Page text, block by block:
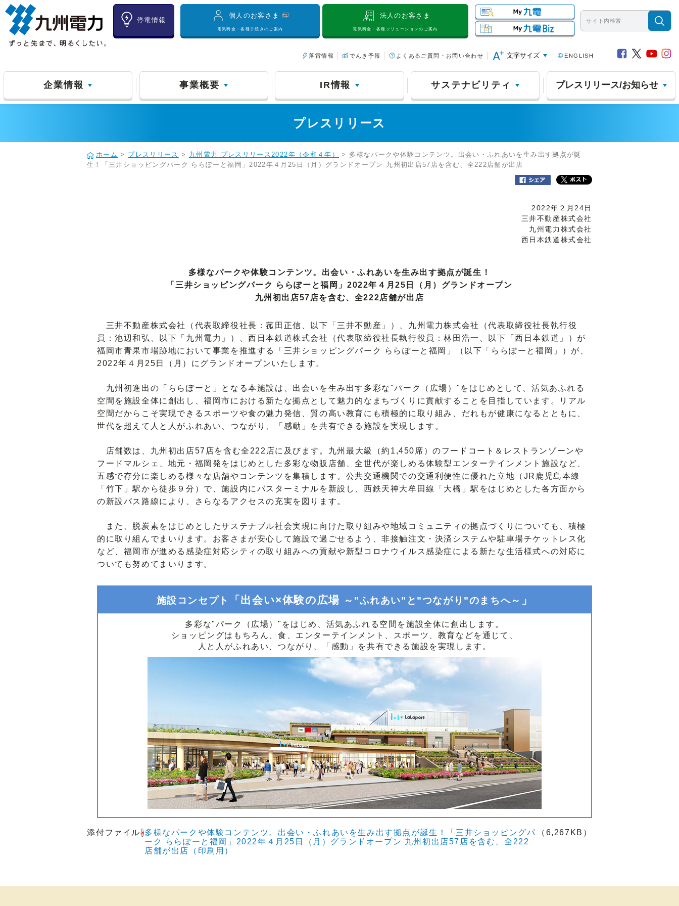
停電情報
個人のお客さま
電気料金・各種手続きのご案内
法人のお客さま
電気料金・各種ソリューションのご案内
落雷情報 でんき予報 よくあるご質問・お問い合わせ 文字サイズ ENGLISH
企業情報 事業概要 IR情報 サステナビリティ プレスリリース/お知らせ
プレスリリース
ホーム > プレスリリース > 九州電力 プレスリリース2022年（令和４年）
> 多様なパークや体験コンテンツ。出会い・ふれあいを生み出す拠点が誕
生！「三井ショッピングパーク ららぽーと福岡」2022年４月25日（月）グランドオープン 九州初出店57店を含む、全222店舗が出店
2022年２月24日
三井不動産株式会社
九州電力株式会社
西日本鉄道株式会社
多様なパークや体験コンテンツ。出会い・ふれあいを生み出す拠点が誕生！
「三井ショッピングパーク ららぽーと福岡」2022年４月25日（月）グランドオープン
九州初出店57店を含む、全222店舗が出店
三井不動産株式会社（代表取締役社長：菰田正信、以下「三井不動産」）、九州電力株式会社（代表取締役社長執行役
員：池辺和弘、以下「九州電力」）、西日本鉄道株式会社（代表取締役社長執行役員：林田浩一、以下「西日本鉄道」）が
福岡市青果市場跡地において事業を推進する「三井ショッピングパーク ららぽーと福岡」（以下「ららぽーと福岡」）が、
2022年４月25日（月）にグランドオープンいたします。
九州初進出の「ららぽーと」となる本施設は、出会いを生み出す多彩な"パーク（広場）"をはじめとして、活気あふれる
空間を施設全体に創出し、福岡市における新たな拠点として魅力的なまちづくりに貢献することを目指しています。リアル
空間だからこそ実現できるスポーツや食の魅力発信、質の高い教育にも積極的に取り組み、だれもが健康になるとともに、
世代を超えて人と人がふれあい、つながり、「感動」を共有できる施設を実現します。
店舗数は、九州初出店57店を含む全222店に及びます。九州最大級（約1,450席）のフードコート＆レストランゾーンや
フードマルシェ、地元・福岡発をはじめとした多彩な物販店舗、全世代が楽しめる体験型エンターテインメント施設など、
五感で存分に楽しめる様々な店舗やコンテンツを集積します。公共交通機関での交通利便性に優れた立地（JR鹿児島本線
「竹下」駅から徒歩９分）で、施設内にバスターミナルを新設し、西鉄天神大牟田線「大橋」駅をはじめとした各方面から
の新設バス路線により、さらなるアクセスの充実を図ります。
また、脱炭素をはじめとしたサステナブル社会実現に向けた取り組みや地域コミュニティの拠点づくりについても、積極
的に取り組んでまいります。お客さまが安心して施設で過ごせるよう、非接触注文・決済システムや駐車場チケットレス化
など、福岡市が進める感染症対応シティの取り組みへの貢献や新型コロナウイルス感染症による新たな生活様式への対応に
ついても努めてまいります。
施設コンセプト 「出会い×体験の広場 ～"ふれあい"と"つながり"のまちへ～ 」
多彩な"パーク（広場）"をはじめ、活気あふれる空間を施設全体に創出します。
ショッピングはもちろん、食、エンターテインメント、スポーツ、教育などを通じて、
人と人がふれあい、つながり、「感動」を共有できる施設を実現します。
添付ファイル
多様なパークや体験コンテンツ。出会い・ふれあいを生み出す拠点が誕生！「三井ショッピングパ
ーク ららぽーと福岡」2022年４月25日（月）グランドオープン 九州初出店57店を含む、全222
店舗が出店（印刷用）
（6,267KB）